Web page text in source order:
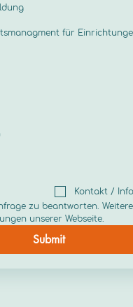
für
Kontakt /
zu beantworten.
unserer Webseite.
Submit